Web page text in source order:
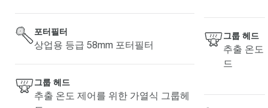
포터필터
상업용 등급 58mm 포터필터
그룹 헤드
추출 온도 제어를 위한 가열식 그룹헤
그룹 헤드
추출 온도
드